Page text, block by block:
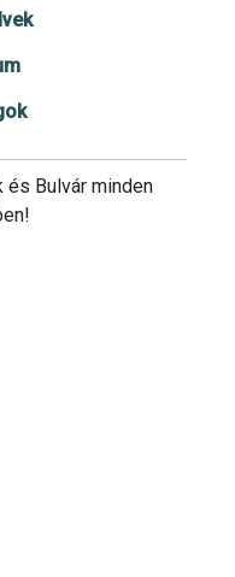
Bulvár minden